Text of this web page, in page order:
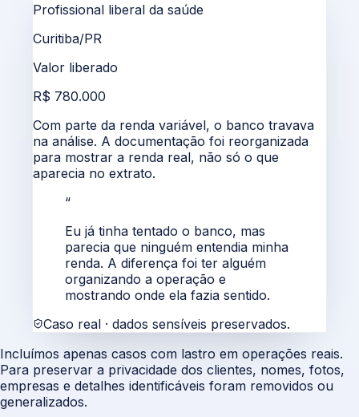
Profissional liberal da saúde
Curitiba/PR
Valor liberado
R$ 780.000
Com parte da renda variável, o banco travava
na análise. A documentação foi reorganizada
para mostrar a renda real, não só o que
aparecia no extrato.
“
Eu já tinha tentado o banco, mas
parecia que ninguém entendia minha
renda. A diferença foi ter alguém
organizando a operação e
mostrando onde ela fazia sentido.
Caso real · dados sensíveis preservados.
Incluímos apenas casos com lastro em operações reais.
Para preservar a privacidade dos clientes, nomes, fotos,
empresas e detalhes identificáveis foram removidos ou
generalizados.